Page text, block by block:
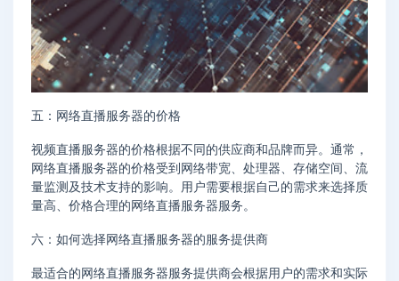
五：网络直播服务器的价格
视频直播服务器的价格根据不同的供应商和品牌而异。通常，
网络直播服务器的价格受到网络带宽、处理器、存储空间、流
量监测及技术支持的影响。用户需要根据自己的需求来选择质
量高、价格合理的网络直播服务器服务。
六：如何选择网络直播服务器的服务提供商
最适合的网络直播服务器服务提供商会根据用户的需求和实际